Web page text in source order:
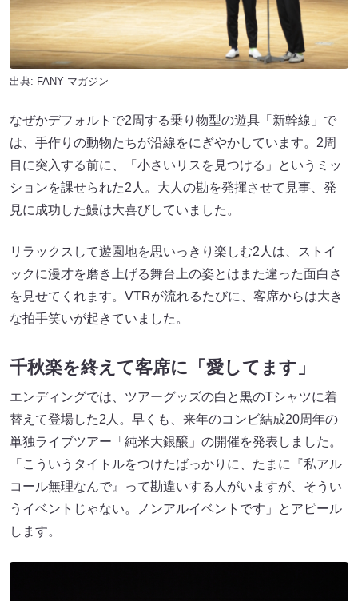
出典: FANY マガジン
なぜかデフォルトで2周する乗り物型の遊具「新幹線」で
は、手作りの動物たちが沿線をにぎやかしています。2周
目に突入する前に、「小さいリスを見つける」というミッ
ションを課せられた2人。大人の勘を発揮させて見事、発
見に成功した鰻は大喜びしていました。
リラックスして遊園地を思いっきり楽しむ2人は、ストイ
ックに漫才を磨き上げる舞台上の姿とはまた違った面白さ
を見せてくれます。VTRが流れるたびに、客席からは大き
な拍手笑いが起きていました。
千秋楽を終えて客席に「愛してます」
エンディングでは、ツアーグッズの白と黒のTシャツに着
替えて登場した2人。早くも、来年のコンビ結成20周年の
単独ライブツアー「純米大銀醸」の開催を発表しました。
「こういうタイトルをつけたばっかりに、たまに『私アル
コール無理なんで』って勘違いする人がいますが、そうい
うイベントじゃない。ノンアルイベントです」とアピール
します。